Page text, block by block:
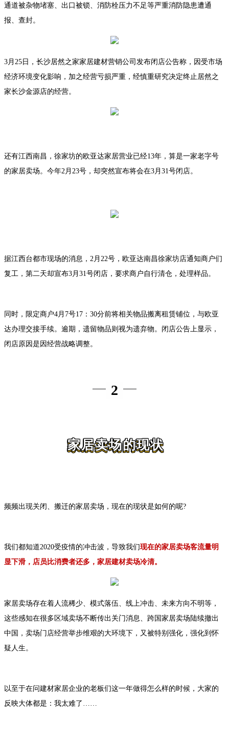
通道被杂物堵塞、出口被锁、消防栓压力不足等严重消防隐患遭通
报、查封。
3月25日，长沙居然之家家居建材营销公司发布闭店公告称，因受市场
经济环境变化影响，加之经营亏损严重，经慎重研究决定终止居然之
家长沙金源店的经营。
还有江西南昌，徐家坊的欧亚达家居营业已经13年，算是一家老字号
的家居卖场。今年2月23号，却突然宣布将会在3月31号闭店。
据江西台都市现场的消息，2月22号，欧亚达南昌徐家坊店通知商户们
复工，第二天却宣布3月31号闭店，要求商户自行清仓，处理样品。
同时，限定商户4月7号17：30分前将相关物品搬离租赁铺位，与欧亚
达办理交接手续。逾期，遗留物品则视为遗弃物。闭店公告上显示，
闭店原因是因经营战略调整。
2
家居卖场的现状
频频出现关闭、搬迁的家居卖场，现在的现状是如何的呢?
我们都知道2020受疫情的冲击波，导致我们现在的家居卖场客流量明
显下滑，店员比消费者还多，家居建材卖场冷清。
家居卖场存在着人流稀少、模式落伍、线上冲击、未来方向不明等，
这些感知在很多区域卖场不断传出关门消息、跨国家居卖场陆续撤出
中国，卖场门店经营举步维艰的大环境下，又被特别强化，强化到怀
疑人生。
以至于在问建材家居企业的老板们这一年做得怎么样的时候，大家的
反映大体都是：我太难了……